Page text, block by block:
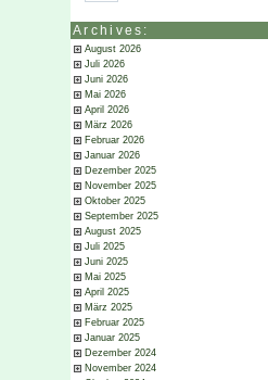
Archives:
August 2026
Juli 2026
Juni 2026
Mai 2026
April 2026
März 2026
Februar 2026
Januar 2026
Dezember 2025
November 2025
Oktober 2025
September 2025
August 2025
Juli 2025
Juni 2025
Mai 2025
April 2025
März 2025
Februar 2025
Januar 2025
Dezember 2024
November 2024